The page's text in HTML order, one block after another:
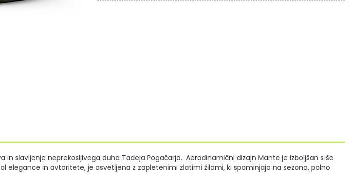
in slavljenje neprekosljivega duha Tadeja Pogačarja. Aerodinamični dizajn Mante je izboljšan s še
elegance in avtoritete, je osvetljena z zapletenimi zlatimi žilami, ki spominjajo na sezono, polno